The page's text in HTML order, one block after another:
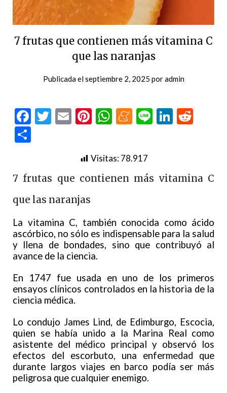
7 frutas que contienen más vitamina C
que las naranjas
Publicada elseptiembre 2, 2025 poradmin
Facebook
Twitter
EmailPinterest
WhatsApp
Meneame
Line
Visitas:78.917
7 frutas que contienen más vitamina C
que las naranjas
La vitamina C, también conocida como ácido
ascórbico, no sólo es indispensable para la salud
y llena de bondades, sino que contribuyó al
avance de la ciencia.
En 1747 fue usada en uno de los primeros
ensayos clínicos controlados en la historia de la
ciencia médica.
Lo condujo James Lind, de Edimburgo, Escocia,
quien se había unido a la Marina Real como
asistente del médico principal y observó los
efectos del escorbuto, una enfermedad que
durante largos viajes en barco podía ser más
peligrosa que cualquier enemigo.